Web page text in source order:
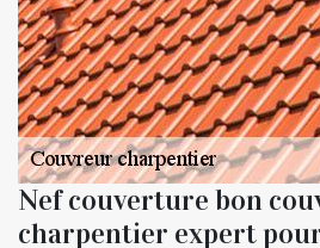
Nef couverture bon
charpentier expert